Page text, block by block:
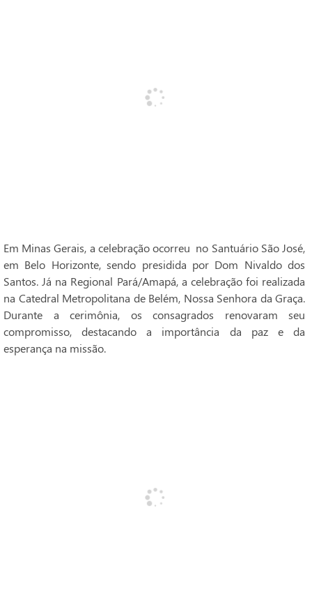
Em Minas Gerais, a celebração ocorreu no Santuário São José,
em Belo Horizonte, sendo presidida por Dom Nivaldo dos
Santos. Já na Regional Pará/Amapá, a celebração foi realizada
na Catedral Metropolitana de Belém, Nossa Senhora da Graça.
Durante a cerimônia, os consagrados renovaram seu
compromisso, destacando a importância da paz e da
esperança na missão.